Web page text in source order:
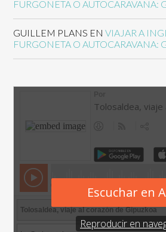
FURGONETA O AUTOCARAVANA:
GUILLEM PLANS ENVIAJAR A
FURGONETA O AUTOCARAVANA: